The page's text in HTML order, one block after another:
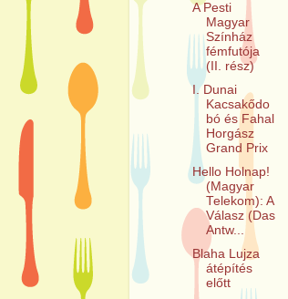
A Pesti
Magyar
Színház
fémfutója
(II. rész)
I. Dunai
Kacsakődo
bó és Fahal
Horgász
Grand Prix
Hello Holnap!
(Magyar
Telekom): A
Válasz (Das
Antw...
Blaha Lujza
átépítés
előtt